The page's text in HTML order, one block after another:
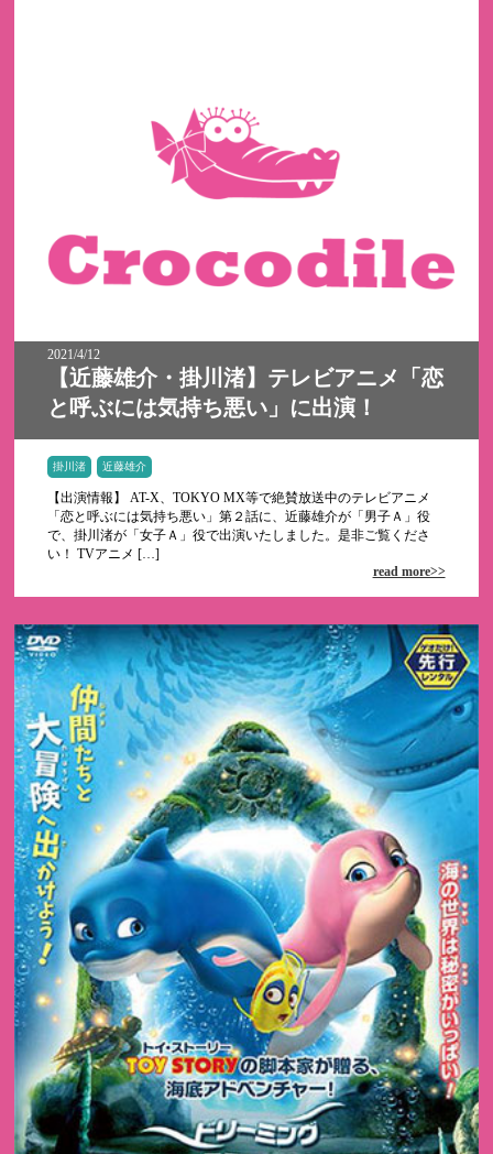
2021/4/12
【近藤雄介・掛川渚】テレビアニメ「恋
と呼ぶには気持ち悪い」に出演！
掛川渚 近藤雄介
【出演情報】 AT-X、TOKYO MX等で絶賛放送中のテレビアニメ
「恋と呼ぶには気持ち悪い」第２話に、近藤雄介が「男子Ａ」役
で、掛川渚が「女子Ａ」役で出演いたしました。是非ご覧くださ
い！ TVアニメ […]
read more>>